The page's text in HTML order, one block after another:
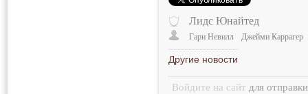
Лидс Юнайтед
Гари Невилл Джейми Каррагер
Другие новости
Войдите на сайт для